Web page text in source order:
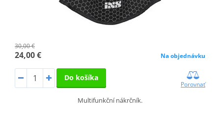
30,00 €
24,00 € Na objednávku
Do košíka
Porovnať
Multifunkční nákrčník.